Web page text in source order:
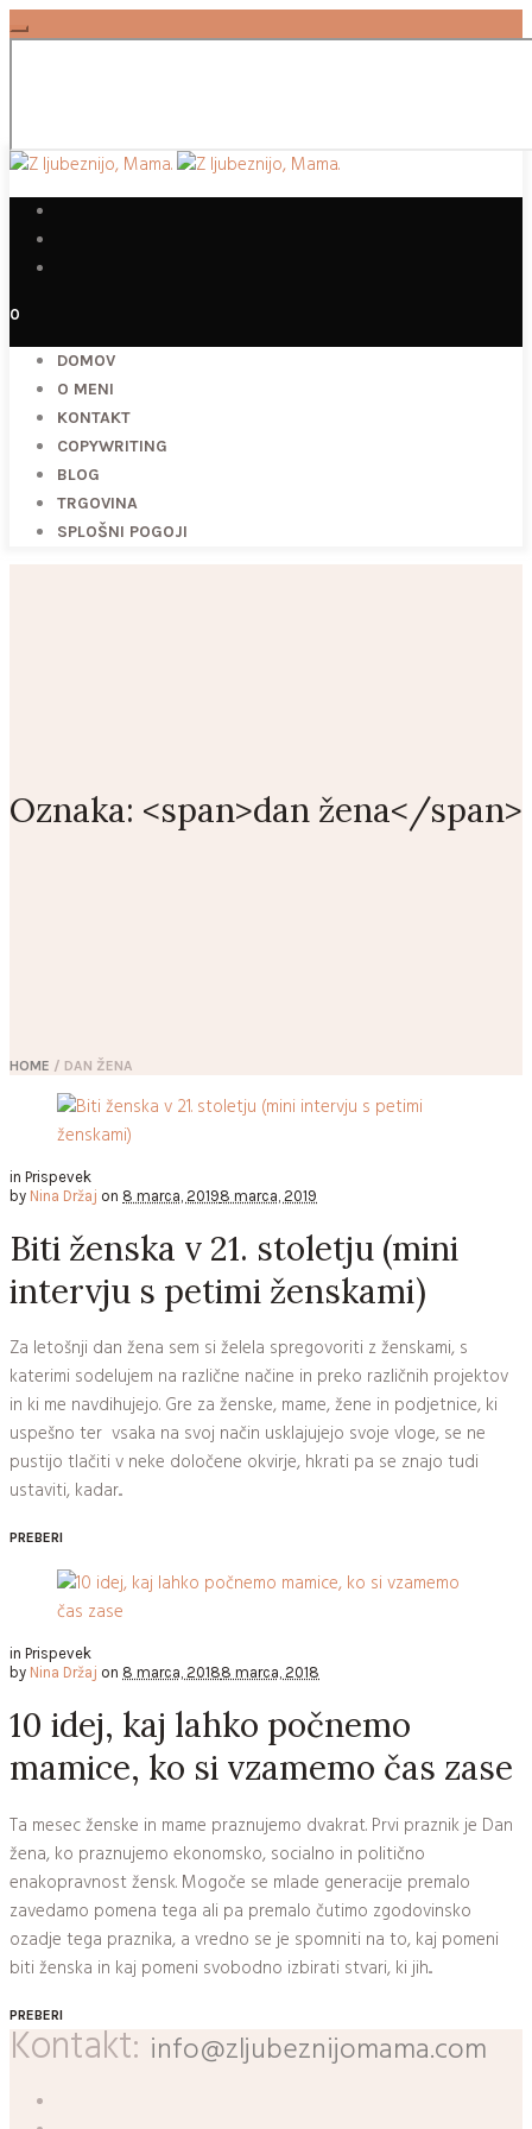
0
DOMOV
O MENI
KONTAKT
COPYWRITING
BLOG
TRGOVINA
SPLOŠNI POGOJI
Oznaka: <span>dan žena</span>
HOME / DAN ŽENA
in Prispevek
by Nina Držaj on 8 marca, 20198 marca, 2019
Biti ženska v 21. stoletju (mini
intervju s petimi ženskami)
Za letošnji dan žena sem si želela spregovoriti z ženskami, s
katerimi sodelujem na različne načine in preko različnih projektov
in ki me navdihujejo. Gre za ženske, mame, žene in podjetnice, ki
uspešno ter vsaka na svoj način usklajujejo svoje vloge, se ne
pustijo tlačiti v neke določene okvirje, hkrati pa se znajo tudi
ustaviti, kadar...
PREBERI
in Prispevek
by Nina Držaj on 8 marca, 20188 marca, 2018
10 idej, kaj lahko počnemo
mamice, ko si vzamemo čas zase
Ta mesec ženske in mame praznujemo dvakrat. Prvi praznik je Dan
žena, ko praznujemo ekonomsko, socialno in politično
enakopravnost žensk. Mogoče se mlade generacije premalo
zavedamo pomena tega ali pa premalo čutimo zgodovinsko
ozadje tega praznika, a vredno se je spomniti na to, kaj pomeni
biti ženska in kaj pomeni svobodno izbirati stvari, ki jih...
PREBERI
Kontakt: info@zljubeznijomama.com